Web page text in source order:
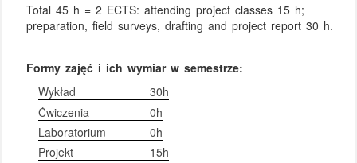
Total 45 h = 2 ECTS: attending project classes 15 h;
preparation, field surveys, drafting and project report 30 h.
Formy zajęć i ich wymiar w semestrze:
Wykład
30h
Ćwiczenia
0h
Laboratorium
0h
Projekt
15h